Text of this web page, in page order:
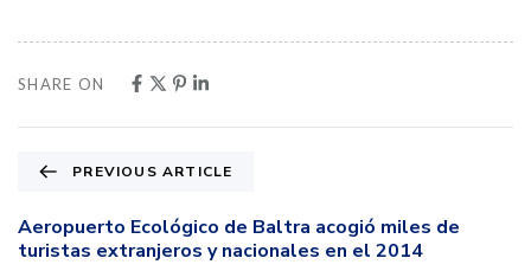
SHARE ON
PREVIOUS ARTICLE
Aeropuerto Ecológico de Baltra acogió miles de
turistas extranjeros y nacionales en el 2014